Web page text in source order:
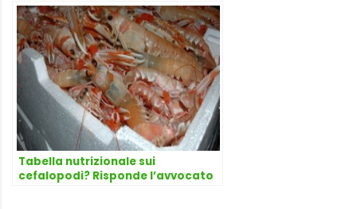
Tabella nutrizionale sui
cefalopodi? Risponde l’avvocato